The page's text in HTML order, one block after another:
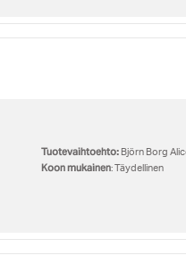
Tuotevaihtoehto: Björn Borg
Koon mukainen: Täydellinen